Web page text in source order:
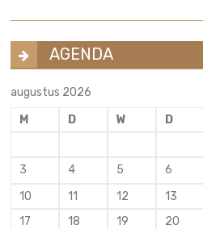
AGENDA
augustus 2026
M
D W D
3
4 5 6
10
11 12 13
17
18 19 20